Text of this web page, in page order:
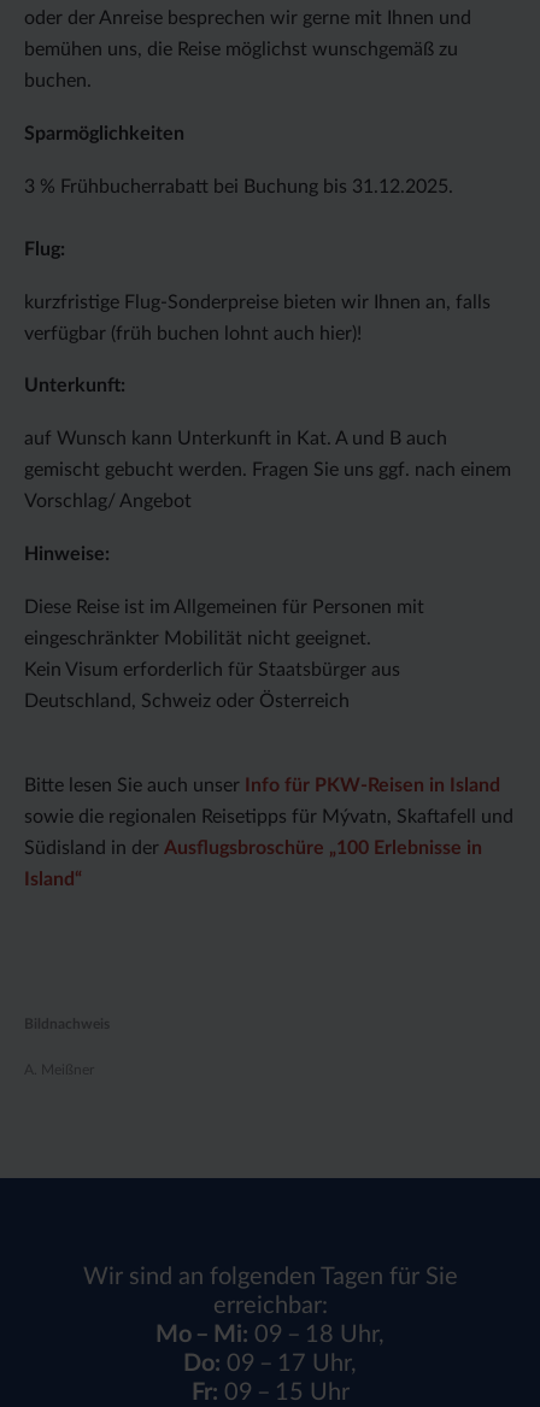
oder der Anreise besprechen wir gerne mit Ihnen und
bemühen uns, die Reise möglichst wunschgemäß zu
buchen.
Sparmöglichkeiten
3 % Frühbucherrabatt bei Buchung bis 31.12.2025.
Flug:
kurzfristige Flug-Sonderpreise bieten wir Ihnen an, falls
verfügbar (früh buchen lohnt auch hier)!
Unterkunft:
auf Wunsch kann Unterkunft in Kat. A und B auch
gemischt gebucht werden. Fragen Sie uns ggf. nach einem
Vorschlag/ Angebot
Hinweise:
Diese Reise ist im Allgemeinen für Personen mit
eingeschränkter Mobilität nicht geeignet.
Kein Visum erforderlich für Staatsbürger aus
Deutschland, Schweiz oder Österreich
Bitte lesen Sie auch unser
Info für PKW-Reisen in Island
sowie die regionalen Reisetipps für Mývatn, Skaftafell und
Südisland in der Ausflugsbroschüre „100 Erlebnisse in
Island“
Bildnachweis
A. Meißner
Wir sind an folgenden Tagen für Sie
erreichbar:
Mo – Mi: 09 – 18 Uhr,
Do: 09 – 17 Uhr,
Fr: 09 – 15 Uhr